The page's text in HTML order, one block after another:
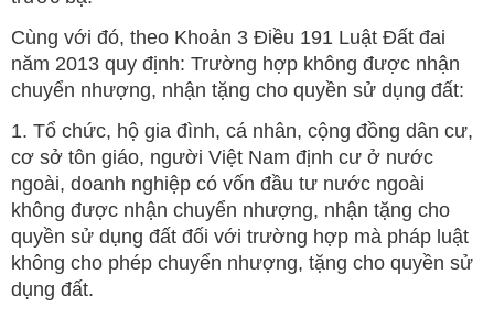
Cùng với đó, theo Khoản 3 Điều 191 Luật Đất đai
năm 2013 quy định: Trường hợp không được nhận
chuyển nhượng, nhận tặng cho quyền sử dụng đất:
1. Tổ chức, hộ gia đình, cá nhân, cộng đồng dân cư,
cơ sở tôn giáo, người Việt Nam định cư ở nước
ngoài, doanh nghiệp có vốn đầu tư nước ngoài
không được nhận chuyển nhượng, nhận tặng cho
quyền sử dụng đất đối với trường hợp mà pháp luật
không cho phép chuyển nhượng, tặng cho quyền sử
dụng đất.